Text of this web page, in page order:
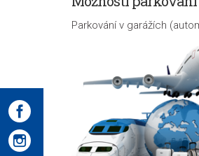
Parkování v garážích